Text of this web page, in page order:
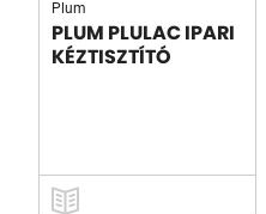
Plum
PLUM PLULAC IPARI
KÉZTISZTÍTÓ